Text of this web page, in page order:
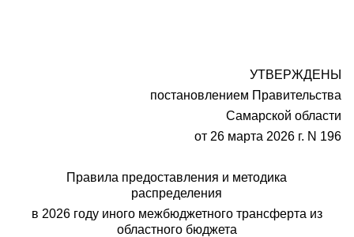
УТВЕРЖДЕНЫ
постановлением Правительства
Самарской области
от 26 марта 2026 г. N 196
Правила предоставления и методика
распределения
в 2026 году иного межбюджетного трансферта из
областного бюджета